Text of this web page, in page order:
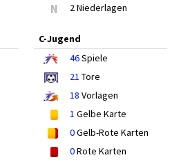
N 2 Niederlagen
C-Jugend
46Spiele
21 Tore
18 Vorlagen
1 Gelbe Karte
0Gelb-Rote Karten
0Rote Karten